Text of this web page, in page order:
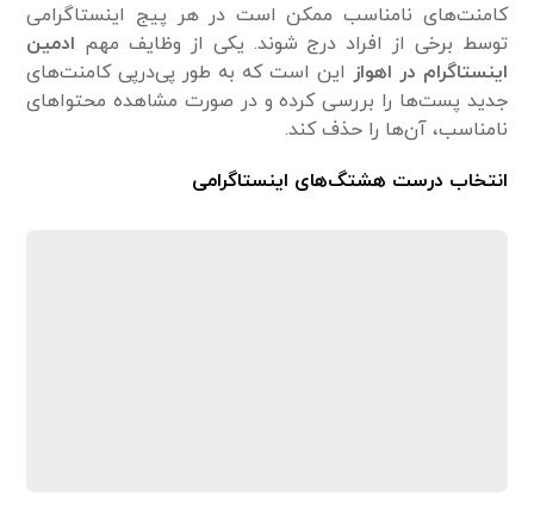
کامنت‌های نامناسب ممکن است در هر پیج اینستاگرامی
توسط برخی از افراد درج شوند. یکی از وظایف مهم ادمین
اینستاگرام در اهواز این است که به طور پی‌درپی کامنت‌های
جدید پست‌ها را بررسی کرده و در صورت مشاهده محتواهای
نامناسب، آن‌ها را حذف کند.
انتخاب درست هشتگهای اینستاگرامی